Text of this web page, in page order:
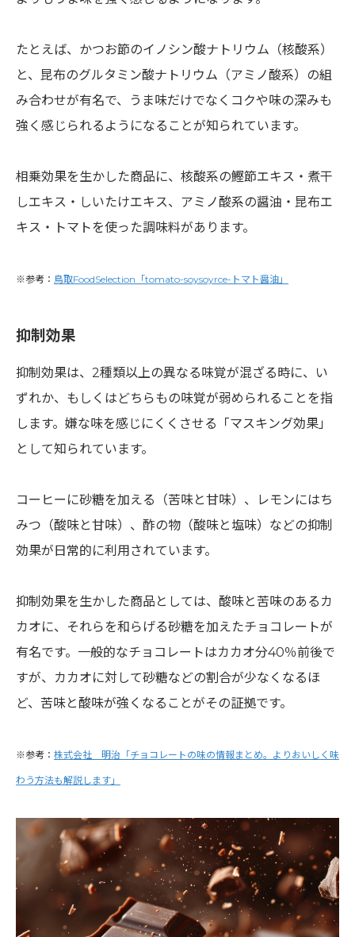
たとえば、かつお節のイノシン酸ナトリウム（核酸系）
と、昆布のグルタミン酸ナトリウム（アミノ酸系）の組
み合わせが有名で、うま味だけでなくコクや味の深みも
強く感じられるようになることが知られています。
相乗効果を生かした商品に、核酸系の鰹節エキス・煮干
しエキス・しいたけエキス、アミノ酸系の醤油・昆布エ
キス・トマトを使った調味料があります。
※参考： 鳥取FoodSelection「tomato-soysoyrce-トマト醤油」
抑制効果
抑制効果は、2種類以上の異なる味覚が混ざる時に、い
ずれか、もしくはどちらもの味覚が弱められることを指
します。嫌な味を感じにくくさせる「マスキング効果」
として知られています。
コーヒーに砂糖を加える（苦味と甘味）、レモンにはち
みつ（酸味と甘味）、酢の物（酸味と塩味）などの抑制
効果が日常的に利用されています。
抑制効果を生かした商品としては、酸味と苦味のあるカ
カオに、それらを和らげる砂糖を加えたチョコレートが
有名です。一般的なチョコレートはカカオ分40％前後で
すが、カカオに対して砂糖などの割合が少なくなるほ
ど、苦味と酸味が強くなることがその証拠です。
※参考： 株式会社 明治「チョコレートの味の情報まとめ。よりおいしく味
わう方法も解説します」